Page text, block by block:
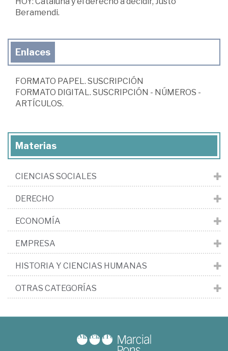
Beramendi.
Enlaces
FORMATO PAPEL. SUSCRIPCIÓN
FORMATO DIGITAL. SUSCRIPCIÓN - NÚMEROS -
ARTÍCULOS.
Materias
CIENCIAS SOCIALES
DERECHO
ECONOMÍA
EMPRESA
HISTORIA Y CIENCIAS HUMANAS
OTRAS CATEGORÍAS